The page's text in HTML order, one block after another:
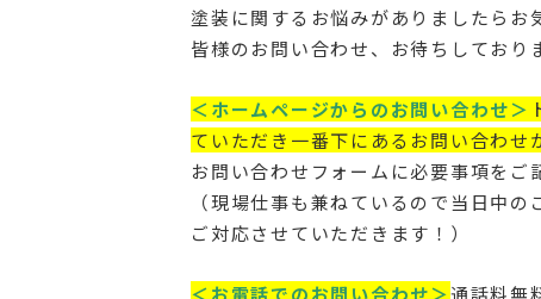
塗装に関するお悩みがありましたらお
皆様のお問い合わせ、お待ちしており
＜ホームページからのお問い合わせ＞
ていただき一番下にあるお問い合わせ
お問い合わせフォームに必要事項をご
（現場仕事も兼ねているので当日中
ご対応させていただきます！）
＜お電話でのお問い合わせ＞通話料